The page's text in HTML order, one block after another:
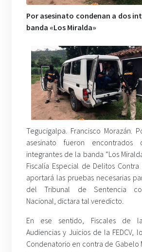
Por asesinato condenan a dos
banda «Los Miralda»
Tegucigalpa. Francisco Morazán.
asesinato fueron encontrados
integrantes de la banda “Los
Fiscalía Especial de Delitos Contra
aportará las pruebas necesarias
del Tribunal de Sentencia
Nacional, dictara tal veredicto.
En ese sentido, Fiscales de
Audiencias y Juicios de la FEDCV,
Condenatorio en contra de Gabelo